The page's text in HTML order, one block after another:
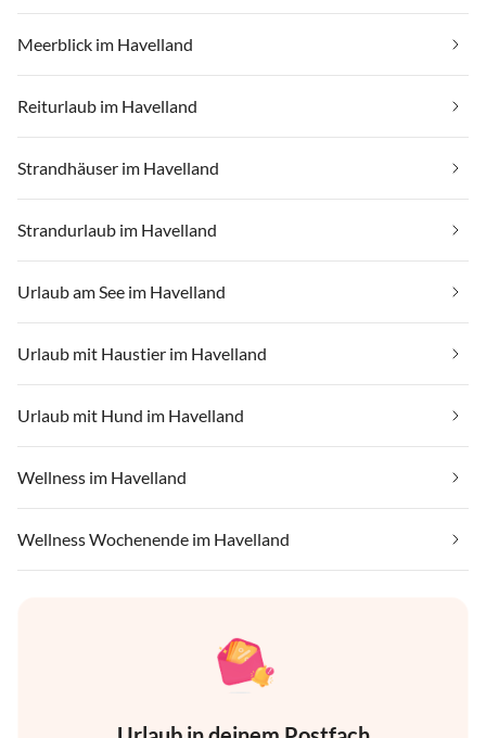
Meerblick im Havelland
Reiturlaub im Havelland
Strandhäuser im Havelland
Strandurlaub im Havelland
Urlaub am See im Havelland
Urlaub mit Haustier im Havelland
Urlaub mit Hund im Havelland
Wellness im Havelland
Wellness Wochenende im Havelland